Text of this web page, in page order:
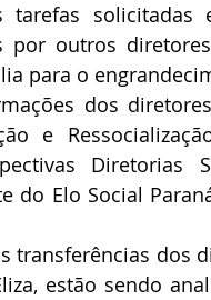
solicitadas
por outros
para o
dos
e
Diretorias
do Elo Social
transferências dos
estão sendo